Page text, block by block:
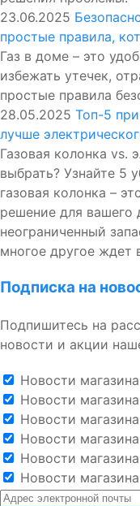
23.06.2025
простые правила,
Газ в доме – это
избежать утечек,
простые правила
28.05.2025 Топ-5
лучше
Газовая колонка vs.
выбрать? Узнайте 5
газовая колонка –
решение для вашего
неограниченный
многое другое ждет
Подписка на
Подпишитесь на
новости и акции
Новости магазина
Новости магазина
Новости магазина
Новости магазина
Новости магазина
Новости магазина